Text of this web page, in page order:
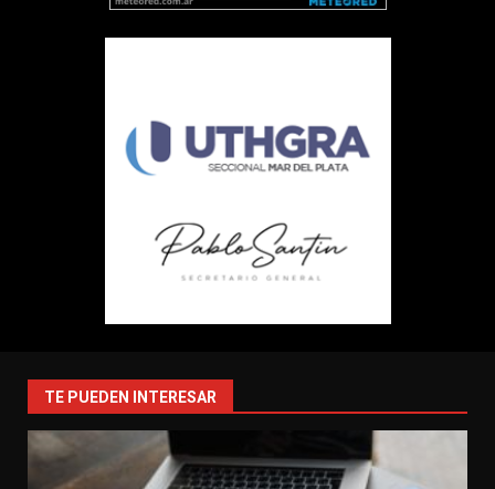
TE PUEDEN INTERESAR